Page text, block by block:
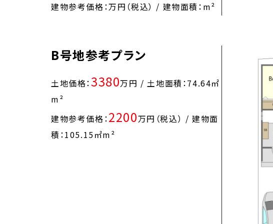
建物参考価格：万円（税込） / 建物面積：m²
B号地参考プラン
土地価格：3380万円 / 土地面積：74.64㎡
m²
建物参考価格：2200万円（税込） / 建物面
積：105.15㎡m²